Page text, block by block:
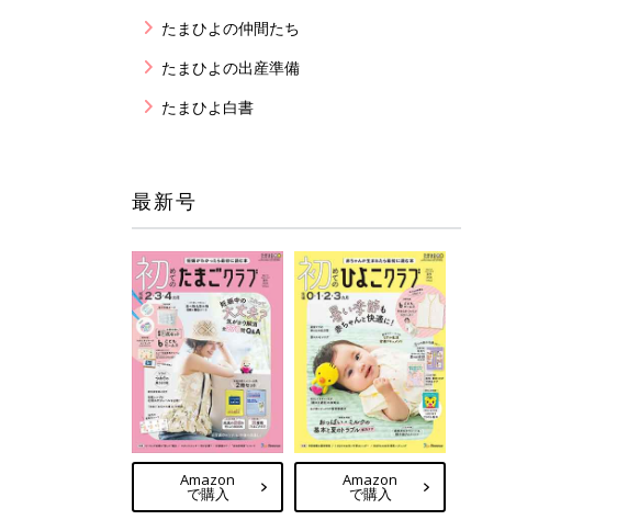
たまひよの仲間たち
たまひよの出産準備
たまひよ白書
最新号
Amazon
で購入
Amazon
で購入